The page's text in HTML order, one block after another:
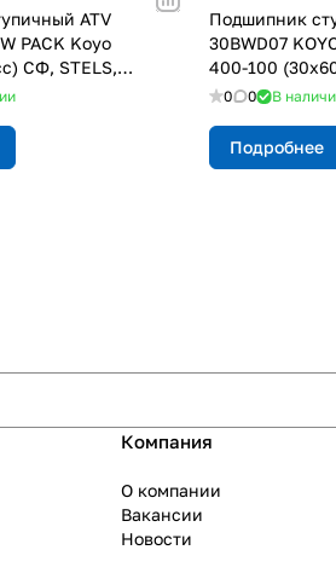
ATV
PACK Koyo
СФ, STELS,
CAT
Подшипник
30BWD07
400-100
0 0 В
Подробнее
Компания
О компании
Вакансии
Новости